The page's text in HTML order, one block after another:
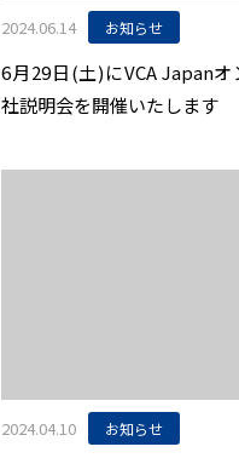
2024.06.14 お知らせ
6月29日(土)にVCA Japan
社説明会を開催いたします
2024.04.10 お知らせ